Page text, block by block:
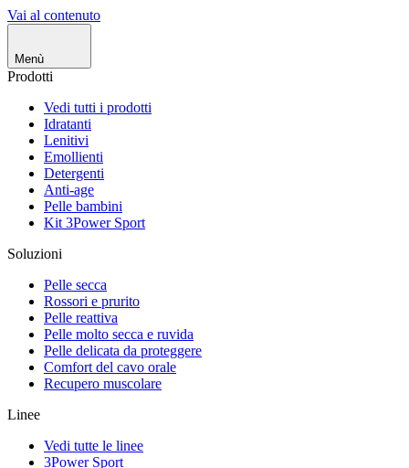
Vai al contenuto
Menù
Prodotti
Vedi tutti i prodotti
Idratanti
Lenitivi
Emollienti
Detergenti
Anti-age
Pelle bambini
Kit 3Power Sport
Soluzioni
Pelle secca
Rossori e prurito
Pelle reattiva
Pelle molto secca e ruvida
Pelle delicata da proteggere
Comfort del cavo orale
Recupero muscolare
Linee
Vedi tutte le linee
3Power Sport